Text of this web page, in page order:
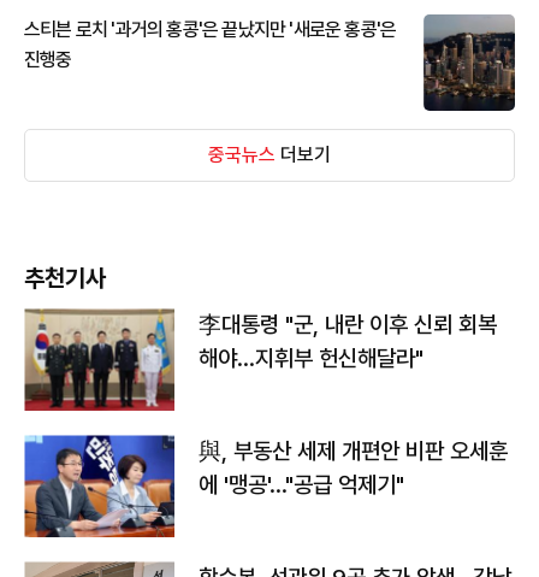
스티븐 로치 '과거의 홍콩'은 끝났지만 '새로운 홍콩'은
진행중
중국뉴스 더보기
추천기사
李대통령 "군, 내란 이후 신뢰 회복
해야…지휘부 헌신해달라"
與, 부동산 세제 개편안 비판 오세훈
에 '맹공'…"공급 억제기"